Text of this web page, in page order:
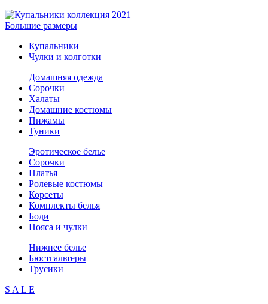
Большие размеры
Купальники
Чулки и колготки
Домашняя одежда
Сорочки
Халаты
Домашние костюмы
Пижамы
Туники
Эротическое белье
Сорочки
Платья
Ролевые костюмы
Корсеты
Комплекты белья
Боди
Пояса и чулки
Нижнее белье
Бюстгальтеры
Трусики
S A L E